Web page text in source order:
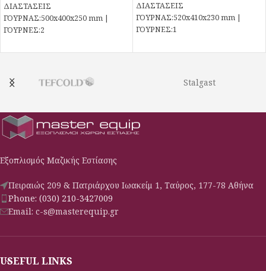
ΔΙΑΣΤΑΣΕΙΣ
ΓΟΥΡΝΑΣ:500x400x250 mm |
ΓΟΥΡΝEΣ:2
ΔΙΑΣΤΑΣΕΙΣ
ΓΟΥΡΝΑΣ:520x410x230 mm |
ΓΟΥΡΝEΣ:1
Stalgast
Εξοπλισμός Μαζικής Εστίασης
Πειραιώς 209 & Πατριάρχου Ιωακείμ 1, Ταύρος, 177-78 Αθήνα
Phone: (030) 210-3427009
Email: c-s@masterequip.gr
USEFUL LINKS